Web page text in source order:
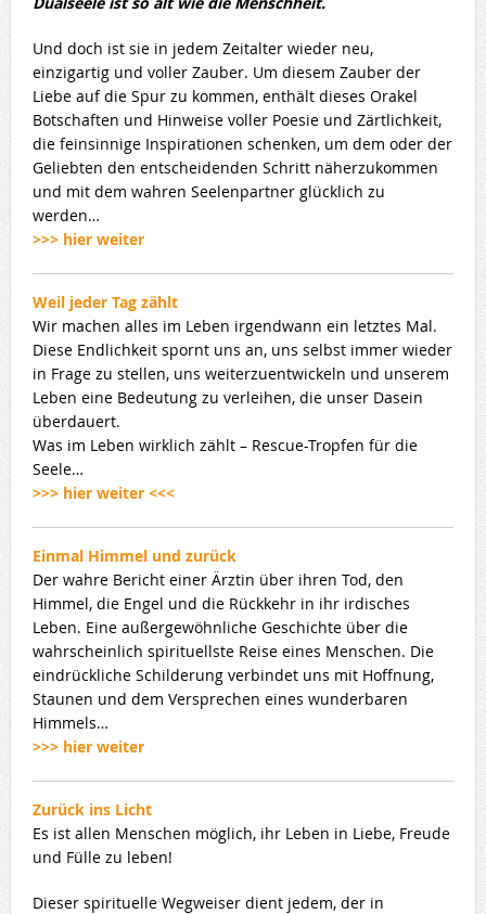
Und doch ist sie in jedem Zeitalter wieder neu,
einzigartig und voller Zauber. Um diesem Zauber der
Liebe auf die Spur zu kommen, enthält dieses Orakel
Botschaften und Hinweise voller Poesie und Zärtlichkeit,
die feinsinnige Inspirationen schenken, um dem oder der
Geliebten den entscheidenden Schritt näherzukommen
und mit dem wahren Seelenpartner glücklich zu
werden…
>>> hier weiter
Weil jeder Tag zählt
Wir machen alles im Leben irgendwann ein letztes Mal.
Diese Endlichkeit spornt uns an, uns selbst immer wieder
in Frage zu stellen, uns weiterzuentwickeln und unserem
Leben eine Bedeutung zu verleihen, die unser Dasein
überdauert.
Was im Leben wirklich zählt – Rescue-Tropfen für die
Seele…
>>> hier weiter <<<
Einmal Himmel und zurück
Der wahre Bericht einer Ärztin über ihren Tod, den
Himmel, die Engel und die Rückkehr in ihr irdisches
Leben. Eine außergewöhnliche Geschichte über die
wahrscheinlich spirituellste Reise eines Menschen. Die
eindrückliche Schilderung verbindet uns mit Hoffnung,
Staunen und dem Versprechen eines wunderbaren
Himmels…
>>> hier weiter
Zurück ins Licht
Es ist allen Menschen möglich, ihr Leben in Liebe, Freude
und Fülle zu leben!
Dieser spirituelle Wegweiser dient jedem, der in